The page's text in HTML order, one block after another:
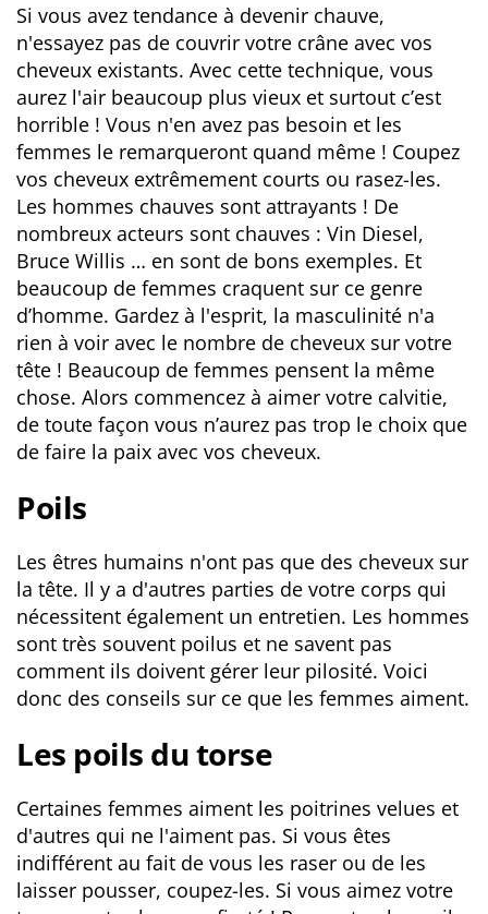
Si vous avez tendance à devenir chauve,
n'essayez pas de couvrir votre crâne avec vos
cheveux existants. Avec cette technique, vous
aurez l'air beaucoup plus vieux et surtout c’est
horrible ! Vous n'en avez pas besoin et les
femmes le remarqueront quand même ! Coupez
vos cheveux extrêmement courts ou rasez-les.
Les hommes chauves sont attrayants ! De
nombreux acteurs sont chauves : Vin Diesel,
Bruce Willis … en sont de bons exemples. Et
beaucoup de femmes craquent sur ce genre
d’homme. Gardez à l'esprit, la masculinité n'a
rien à voir avec le nombre de cheveux sur votre
tête ! Beaucoup de femmes pensent la même
chose. Alors commencez à aimer votre calvitie,
de toute façon vous n’aurez pas trop le choix que
de faire la paix avec vos cheveux.
Poils
Les êtres humains n'ont pas que des cheveux sur
la tête. Il y a d'autres parties de votre corps qui
nécessitent également un entretien. Les hommes
sont très souvent poilus et ne savent pas
comment ils doivent gérer leur pilosité. Voici
donc des conseils sur ce que les femmes aiment.
Les poils du torse
Certaines femmes aiment les poitrines velues et
d'autres qui ne l'aiment pas. Si vous êtes
indifférent au fait de vous les raser ou de les
laisser pousser, coupez-les. Si vous aimez votre